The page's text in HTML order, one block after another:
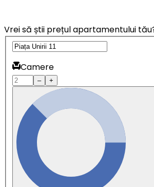
Vrei să știi prețul apartamentului
Camere
– +